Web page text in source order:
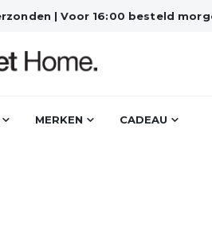
| Voor 16:00 besteld
MERKEN CADEAU